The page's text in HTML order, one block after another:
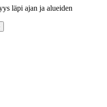
läpi ajan ja alueiden